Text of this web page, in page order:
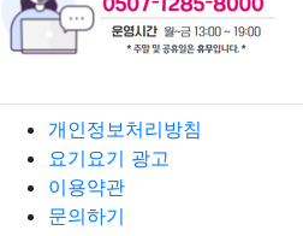
개인정보처리방침
요기요기 광고
이용약관
문의하기